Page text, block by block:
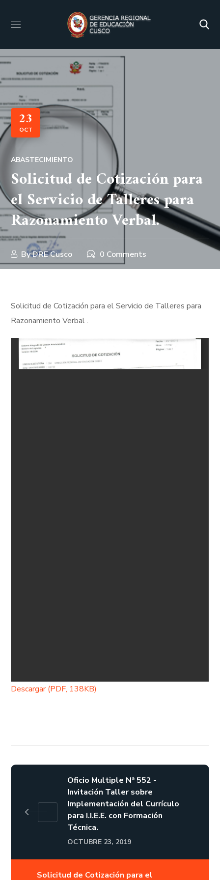
23
OCT
ABASTECIMIENTO
Solicitud de Cotización para
el Servicio de Talleres para
Razonamiento Verbal.
ByDRE Cusco 0 Comments
Solicitud de Cotización para el Servicio de Talleres para
Razonamiento Verbal .
Descargar (PDF, 138KB)
Oficio Multiple Nª 552 -
Invitación Taller sobre
Implementación del Currículo
para I.I.E.E. con Formación
Técnica.
OCTUBRE 23, 2019
Solicitud de Cotización para el